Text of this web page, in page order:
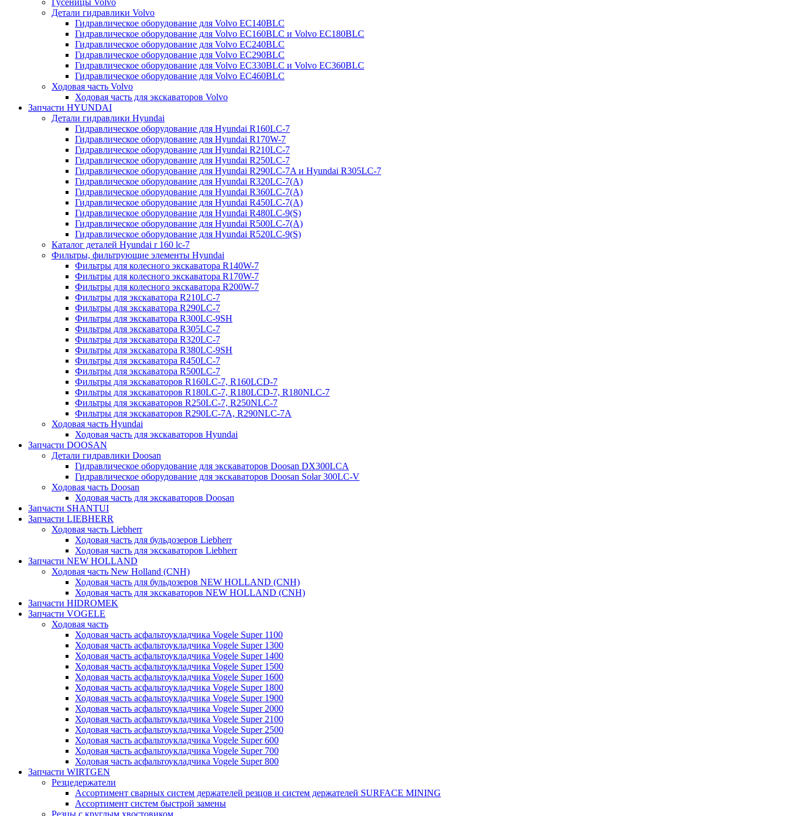
Гусеницы Volvo
Детали гидравлики Volvo
Гидравлическое оборудование для Volvo EC140BLC
Гидравлическое оборудование для Volvo EC160BLC и Volvo EC180BLC
Гидравлическое оборудование для Volvo EC240BLC
Гидравлическое оборудование для Volvo EC290BLC
Гидравлическое оборудование для Volvo EC330BLC и Volvo EC360BLC
Гидравлическое оборудование для Volvo EC460BLC
Ходовая часть Volvo
Ходовая часть для экскаваторов Volvo
Запчасти HYUNDAI
Детали гидравлики Hyundai
Гидравлическое оборудование для Hyundai R160LC-7
Гидравлическое оборудование для Hyundai R170W-7
Гидравлическое оборудование для Hyundai R210LC-7
Гидравлическое оборудование для Hyundai R250LC-7
Гидравлическое оборудование для Hyundai R290LC-7A и Hyundai R305LC-7
Гидравлическое оборудование для Hyundai R320LC-7(A)
Гидравлическое оборудование для Hyundai R360LC-7(A)
Гидравлическое оборудование для Hyundai R450LC-7(A)
Гидравлическое оборудование для Hyundai R480LC-9(S)
Гидравлическое оборудование для Hyundai R500LC-7(A)
Гидравлическое оборудование для Hyundai R520LC-9(S)
Каталог деталей Hyundai r 160 lc-7
Фильтры, фильтрующие элементы Hyundai
Фильтры для колесного экскаватора R140W-7
Фильтры для колесного экскаватора R170W-7
Фильтры для колесного экскаватора R200W-7
Фильтры для экскаватора R210LC-7
Фильтры для экскаватора R290LC-7
Фильтры для экскаватора R300LC-9SH
Фильтры для экскаватора R305LC-7
Фильтры для экскаватора R320LC-7
Фильтры для экскаватора R380LC-9SH
Фильтры для экскаватора R450LC-7
Фильтры для экскаватора R500LC-7
Фильтры для экскаваторов R160LC-7, R160LCD-7
Фильтры для экскаваторов R180LC-7, R180LCD-7, R180NLC-7
Фильтры для экскаваторов R250LC-7, R250NLC-7
Фильтры для экскаваторов R290LC-7A, R290NLC-7A
Ходовая часть Hyundai
Ходовая часть для экскаваторов Hyundai
Запчасти DOOSAN
Детали гидравлики Doosan
Гидравлическое оборудование для экскаваторов Doosan DX300LCA
Гидравлическое оборудование для экскаваторов Doosan Solar 300LC-V
Ходовая часть Doosan
Ходовая часть для экскаваторов Doosan
Запчасти SHANTUI
Запчасти LIEBHERR
Ходовая часть Liebherr
Ходовая часть для бульдозеров Liebherr
Ходовая часть для экскаваторов Liebherr
Запчасти NEW HOLLAND
Ходовая часть New Holland (CNH)
Ходовая часть для бульдозеров NEW HOLLAND (CNH)
Ходовая часть для экскаваторов NEW HOLLAND (CNH)
Запчасти HIDROMEK
Запчасти VOGELE
Ходовая часть
Ходовая часть асфальтоукладчика Vogele Super 1100
Ходовая часть асфальтоукладчика Vogele Super 1300
Ходовая часть асфальтоукладчика Vogele Super 1400
Ходовая часть асфальтоукладчика Vogele Super 1500
Ходовая часть асфальтоукладчика Vogele Super 1600
Ходовая часть асфальтоукладчика Vogele Super 1800
Ходовая часть асфальтоукладчика Vogele Super 1900
Ходовая часть асфальтоукладчика Vogele Super 2000
Ходовая часть асфальтоукладчика Vogele Super 2100
Ходовая часть асфальтоукладчика Vogele Super 2500
Ходовая часть асфальтоукладчика Vogele Super 600
Ходовая часть асфальтоукладчика Vogele Super 700
Ходовая часть асфальтоукладчика Vogele Super 800
Запчасти WIRTGEN
Резцедержатели
Ассортимент сварных систем держателей резцов и систем держателей SURFACE MINING
Ассортимент систем быстрой замены
Резцы с круглым хвостовиком